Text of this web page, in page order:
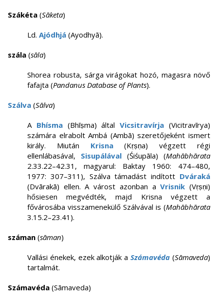
Szákéta (Sāketa)
Ld. Ajódhjá (Ayodhyā).
szála (sāla)
Shorea robusta, sárga virágokat hozó, magasra növő
fafajta (Pandanus Database of Plants).
Szálva (Sālva)
A Bhísma(Bhīṣma) általVicsitravírja (Vicitravīrya)
számára elrabolt Ambá (Ambā) szeretőjeként ismert
király. Miután Krisna(Kṛṣṇa) végzett régi
ellenlábasával, Sisupálával (Śiśupāla) (Mahābhārata
2.33.22–42.31, magyarul: Baktay 1960: 474–480,
1977: 307–311), Szálva támadást indított Dváraká
(Dvārakā) ellen. A várost azonban aVrisnik (Vṛṣṇi)
hősiesen megvédték, majd Krisna végzett a
fővárosába visszamenekülő Szálvával is (Mahābhārata
3.15.2–23.41).
száman (sāman)
Vallási énekek, ezek alkotják aSzámavéda (Sāmaveda)
tartalmát.
Számavéda (Sāmaveda)